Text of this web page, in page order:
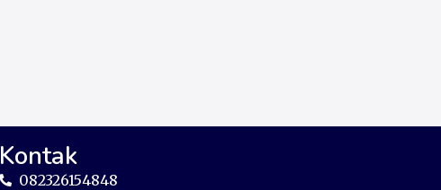
Kontak
082326154848